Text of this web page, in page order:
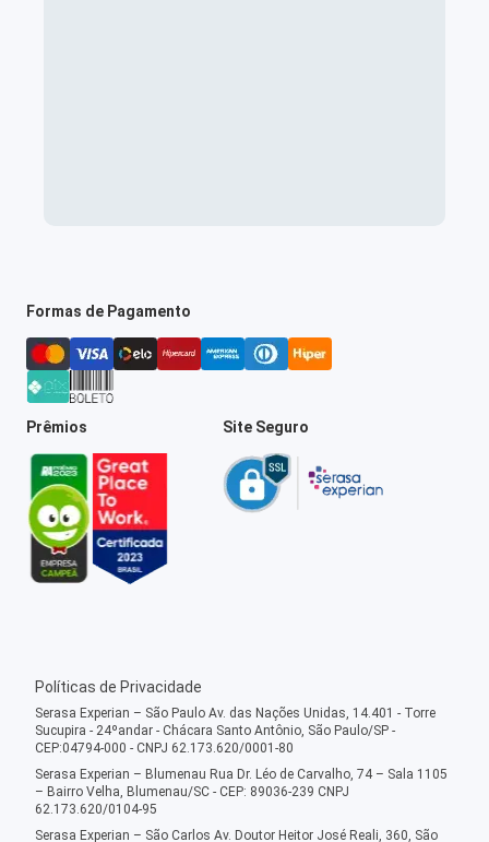
Formas de Pagamento
Prêmios Site Seguro
Políticas de Privacidade
Serasa Experian – São Paulo Av. das Nações Unidas, 14.401 - Torre
Sucupira - 24ºandar - Chácara Santo Antônio, São Paulo/SP -
CEP:04794-000 - CNPJ 62.173.620/0001-80
Serasa Experian – Blumenau Rua Dr. Léo de Carvalho, 74 – Sala 1105
– Bairro Velha, Blumenau/SC - CEP: 89036-239 CNPJ
62.173.620/0104-95
Serasa Experian – São Carlos Av. Doutor Heitor José Reali, 360, São